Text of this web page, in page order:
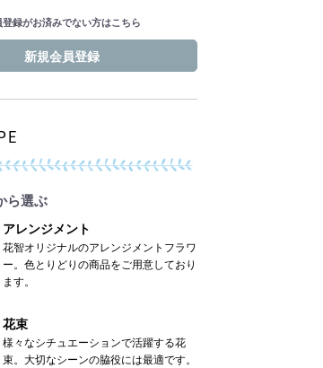
登録がお済みでない方はこちら
新規会員登録
ら選ぶ
アレンジメント
花智オリジナルのアレンジメントフラワ
ー。色とりどりの商品をご用意しており
ます。
花束
様々なシチュエーションで活躍する花
束。大切なシーンの脇役には最適です。